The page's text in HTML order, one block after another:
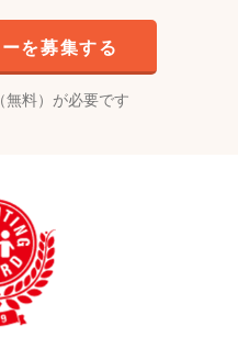
を募集する
無料）が必要です